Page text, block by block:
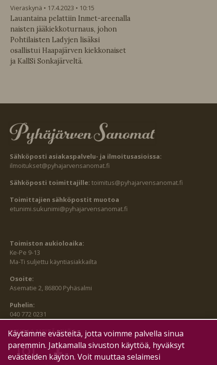
Vieraskynä 17.4.2023
10:15
Lauantaina pelattiin Inmet-areenalla
naisten jääkiekkoturnaus, johon
Pohtilaisten Ladyjen lisäksi
osallistui Haapajärven kiekkonaiset
ja KallSi Sonkajärveltä.
Sähköposti asiakaspalvelu- ja ilmoitusasioissa:
ilmoitukset@pyhajarvensanomat.fi
Sähköposti toimittajille: toimitus@pyhajarvensanomat.fi
Toimittajien sähköpostit muotoa
etunimi.sukunimi@pyhajarvensanomat.fi
Toimiston aukioloaika:
Ke-Pe 9-13
Ma-Ti suljettu käyntiasiakkailta
Osoite:
Asematie 2, 86800 Pyhäsalmi
Puhelin:
040 772 0231
SEURAA MEITÄ MYÖS:
Käytämme evästeitä, jotta voimme palvella sinua
paremmin. Jatkamalla sivuston käyttöä, hyväksyt
evästeiden käytön. Voit muuttaa selaimesi